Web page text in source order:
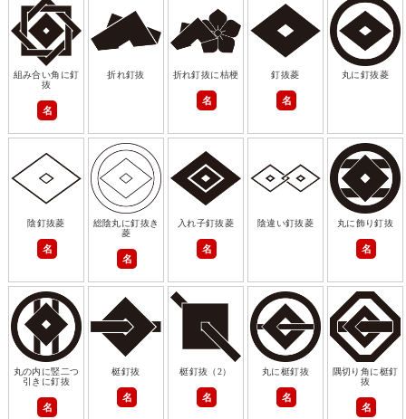
組み合い角に釘
抜
名
折れ釘抜 折れ釘抜に桔梗
名
釘抜菱
名
丸に釘抜菱
陰釘抜菱
名
総陰丸に釘抜き
菱
名
入れ子釘抜菱
名
陰違い釘抜菱 丸に飾り釘抜
名
丸の内に竪二つ
引きに釘抜
名
梃釘抜
名
梃釘抜（2）
名
丸に梃釘抜
名
隅切り角に梃釘
抜
名